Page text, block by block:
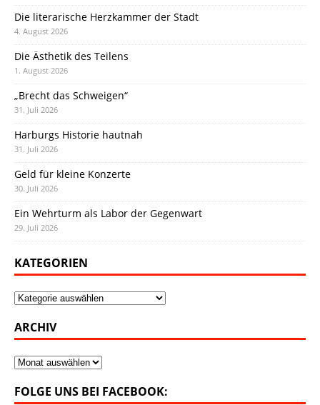
Die literarische Herzkammer der Stadt
4. August 2026
Die Ästhetik des Teilens
1. August 2026
„Brecht das Schweigen“
31. Juli 2026
Harburgs Historie hautnah
31. Juli 2026
Geld für kleine Konzerte
30. Juli 2026
Ein Wehrturm als Labor der Gegenwart
29. Juli 2026
KATEGORIEN
Kategorien
ARCHIV
Archiv
FOLGE UNS BEI FACEBOOK: